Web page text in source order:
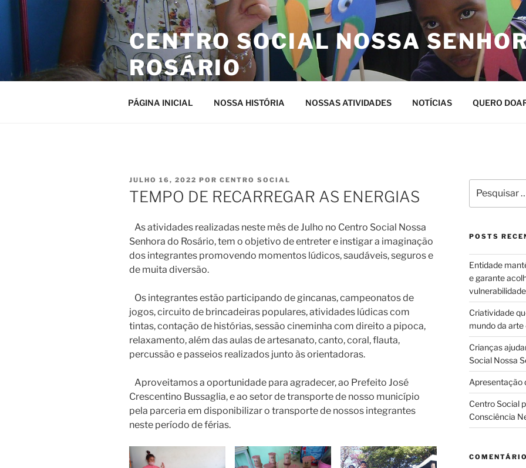
CENTRO SOCIAL NOSSA
ROSÁRIO
PÁGINA INICIAL NOSSA HISTÓRIA NOSSAS ATIVIDADES NOTÍCIAS QUERO
PUBLICADO
EM
JULHO 16, 2022 POR CENTRO SOCIAL
TEMPO DE RECARREGAR AS ENERGIAS
As atividades realizadas neste mês de Julho no Centro Social Nossa
Senhora do Rosário, tem o objetivo de entreter e instigar a imaginação
dos integrantes promovendo momentos lúdicos, saudáveis, seguros e
de muita diversão.
Os integrantes estão participando de gincanas, campeonatos de
jogos, circuito de brincadeiras populares, atividades lúdicas com
tintas, contação de histórias, sessão cineminha com direito a pipoca,
relaxamento, além das aulas de artesanato, canto, coral, flauta,
percussão e passeios realizados junto às orientadoras.
Aproveitamos a oportunidade para agradecer, ao Prefeito José
Crescentino Bussaglia, e ao setor de transporte de nosso município
pela parceria em disponibilizar o transporte de nossos integrantes
neste período de férias.
por:
POSTS
Entidade
e garante
vulnerabilidade
Criatividade
mundo da
Crianças
Social Nossa
Apresentação
Centro Social
Consciência